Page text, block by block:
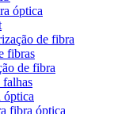
óptica
de fibra
fibras
de fibra
falhas
óptica
fibra óptica